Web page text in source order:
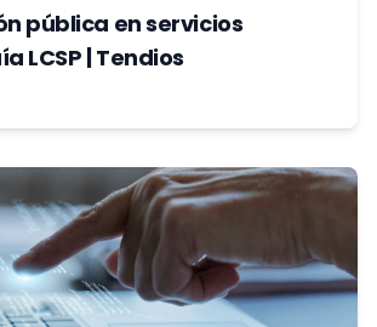
pública en servicios
LCSP | Tendios